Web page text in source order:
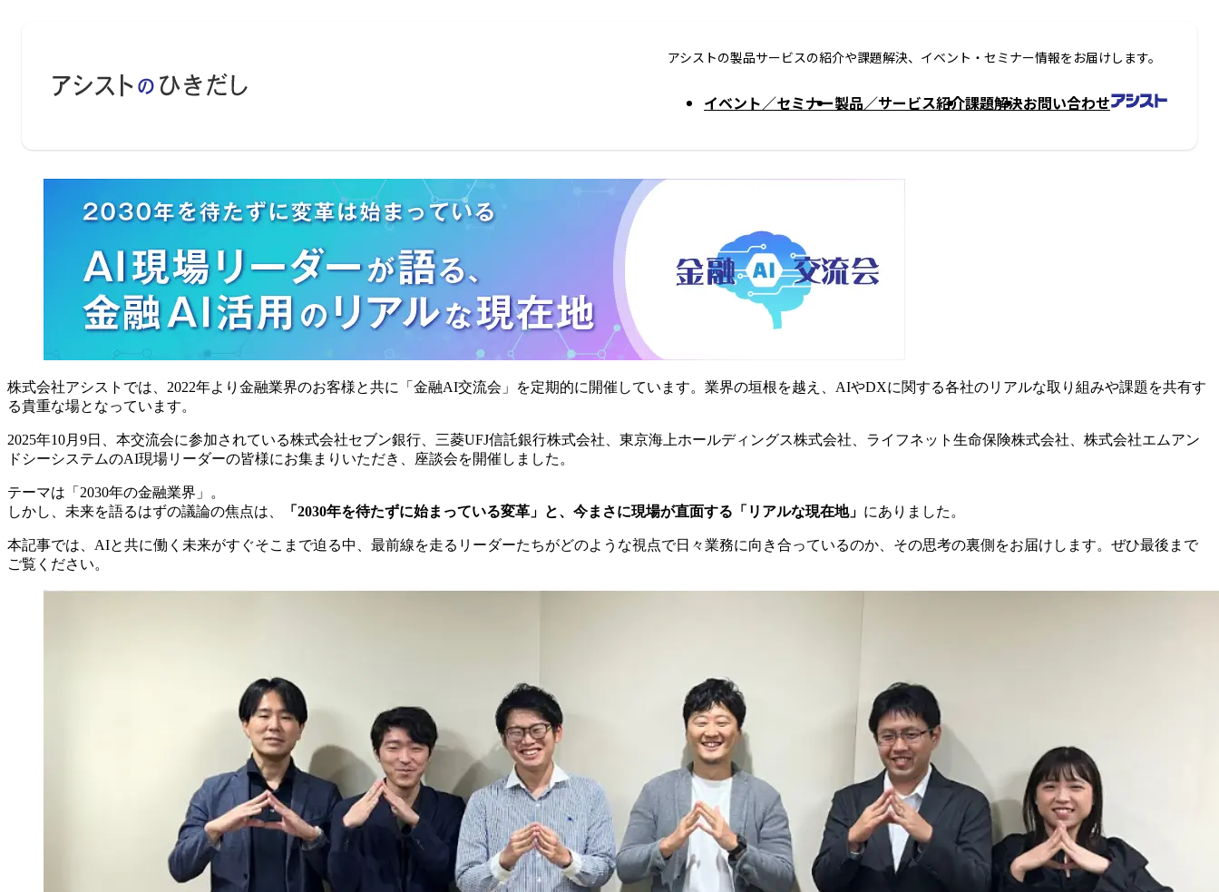
アシストの製品サービスの紹介や課題解決、イベント・セミナー情報をお届けします。
イベント／セミナー製品／サービス紹介課題解決お問い合わせ
株式会社アシストでは、2022年より金融業界のお客様と共に「金融AI交流会」を定期的に開催しています。業界の垣根を越え、AIやDXに関する各社のリアルな取り組みや課題を共有す
る貴重な場となっています。
2025年10月9日、本交流会に参加されている株式会社セブン銀行、三菱UFJ信託銀行株式会社、東京海上ホールディングス株式会社、ライフネット生命保険株式会社、株式会社エムアン
ドシーシステムのAI現場リーダーの皆様にお集まりいただき、座談会を開催しました。
テーマは「2030年の金融業界」。
しかし、未来を語るはずの議論の焦点は、
「2030年を待たずに始まっている変革」と、今まさに現場が直面する「リアルな現在地」 にありました。
本記事では、AIと共に働く未来がすぐそこまで迫る中、最前線を走るリーダーたちがどのような視点で日々業務に向き合っているのか、その思考の裏側をお届けします。ぜひ最後まで
ご覧ください。